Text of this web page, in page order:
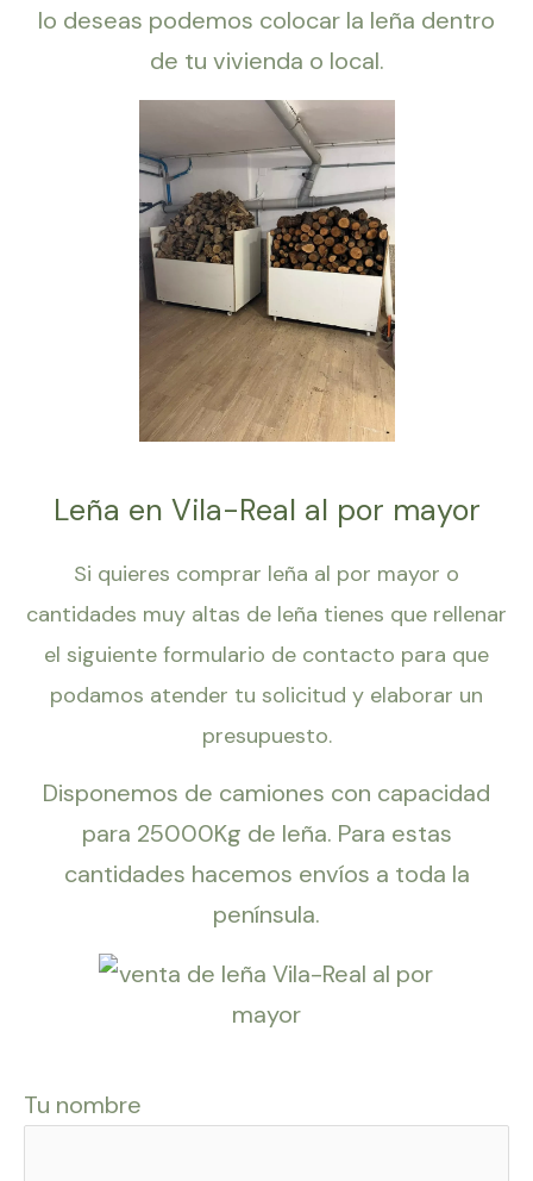
lo deseas podemos colocar la leña dentro
de tu vivienda o local.
Leña en Vila-Real al por mayor
Si quieres comprar leña al por mayor o
cantidades muy altas de leña tienes que rellenar
el siguiente formulario de contacto para que
podamos atender tu solicitud y elaborar un
presupuesto.
Disponemos de camiones con capacidad
para 25000Kg de leña. Para estas
cantidades hacemos envíos a toda la
península.
Tu nombre